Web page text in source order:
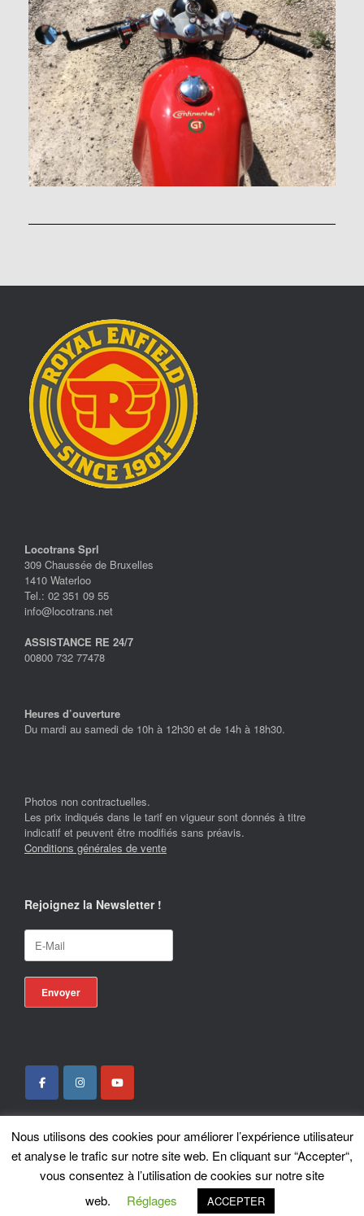
Locotrans Sprl
309 Chaussée de Bruxelles
1410 Waterloo
Tel.: 02 351 09 55
info@locotrans.net
ASSISTANCE RE 24/7
00800 732 77478
Heures d’ouverture
Du mardi au samedi de 10h à 12h30 et de 14h à 18h30.
Photos non contractuelles.
Les prix indiqués dans le tarif en vigueur sont donnés à titre
indicatif et peuvent être modifiés sans préavis.
Conditions générales de vente
Rejoignez la Newsletter !
Locotrans SPRL - Exclusive Store Royal Enfield - Royal Enfield Brussels - ©
2026
ASiteOrigin Theme
Nous utilisons des cookies pour améliorer l’expérience utilisateur
et analyse le trafic sur notre site web. En cliquant sur “Accepter“,
vous consentez à l’utilisation de cookies sur notre site
web.
Réglages ACCEPTER